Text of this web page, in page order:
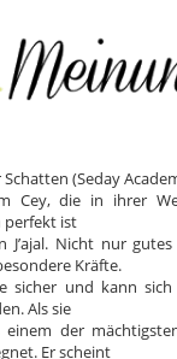
Schatten (Seday
Cey, die in ihrer
perfekt ist
J’ajal. Nicht nur gutes
Kräfte.
sicher und kann
Als sie
einem der
Er scheint